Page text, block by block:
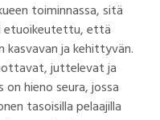
toiminnassa, sitä
etuoikeutettu, että
kasvavan ja kehittyvän.
juttelevat ja
hieno seura, jossa
tasoisilla pelaajilla